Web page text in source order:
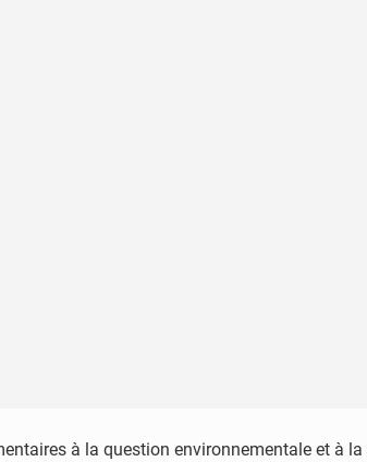
à la question environnementale et à la